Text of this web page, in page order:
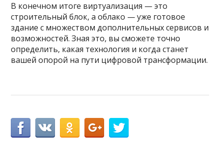
В конечном итоге виртуализация — это
строительный блок, а облако — уже готовое
здание с множеством дополнительных сервисов и
возможностей. Зная это, вы сможете точно
определить, какая технология и когда станет
вашей опорой на пути цифровой трансформации.